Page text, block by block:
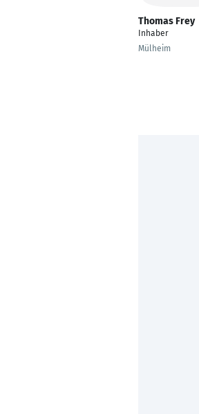
Thomas Frey
Inhaber
Mülheim